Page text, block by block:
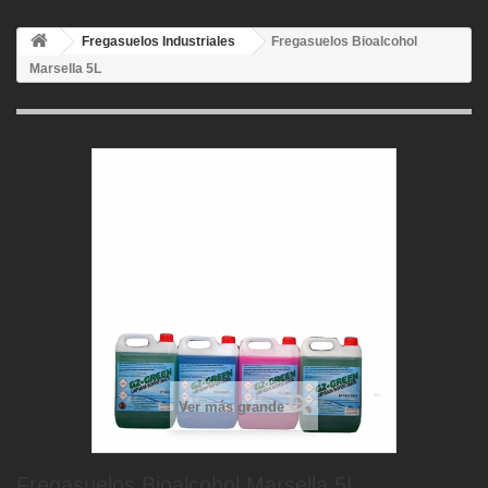
Fregasuelos Industriales
Fregasuelos Bioalcohol
Marsella 5L
Ver más grande